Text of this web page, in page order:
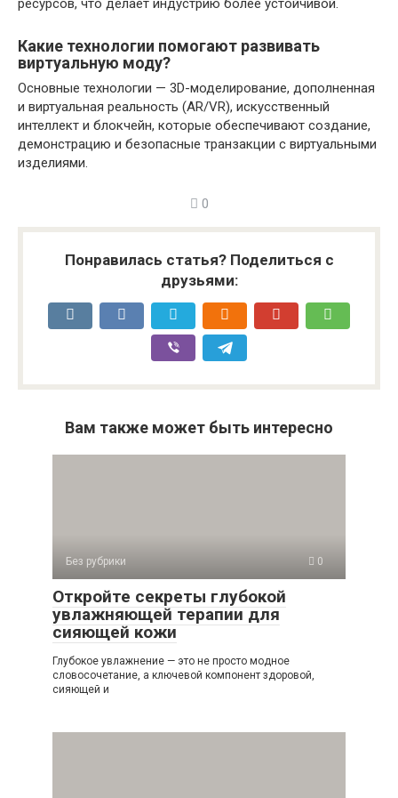
ресурсов, что делает индустрию более устойчивой.
Какие технологии помогают развивать
виртуальную моду?
Основные технологии — 3D-моделирование, дополненная
и виртуальная реальность (AR/VR), искусственный
интеллект и блокчейн, которые обеспечивают создание,
демонстрацию и безопасные транзакции с виртуальными
изделиями.
0
Понравилась статья? Поделиться с
друзьями:
Вам также может быть интересно
Без рубрики 0
Откройте секреты глубокой
увлажняющей терапии для
сияющей кожи
Глубокое увлажнение — это не просто модное
словосочетание, а ключевой компонент здоровой,
сияющей и